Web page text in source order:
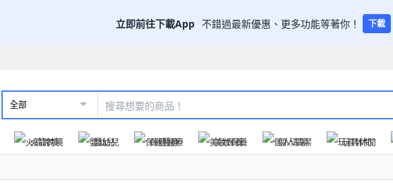
立即前往下載App 不錯過最新優惠、更多功能等著你！ 下載
全部
火箭跨境 嬰幼兒 保健醫療 美妝保養 個人清潔 玩具休閒